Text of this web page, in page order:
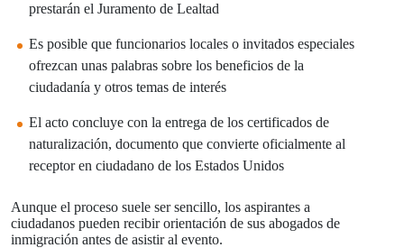
prestarán el Juramento de Lealtad
Es posible que funcionarios locales o invitados especiales
ofrezcan unas palabras sobre los beneficios de la
ciudadanía y otros temas de interés
El acto concluye con la entrega de los certificados de
naturalización, documento que convierte oficialmente al
receptor en ciudadano de los Estados Unidos
Aunque el proceso suele ser sencillo, los aspirantes a
ciudadanos pueden recibir orientación de sus abogados de
inmigración antes de asistir al evento.